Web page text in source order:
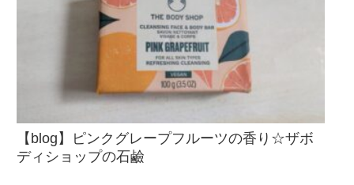
【blog】ピンクグレープフルーツの香り☆ザボ
ディショップの石鹼